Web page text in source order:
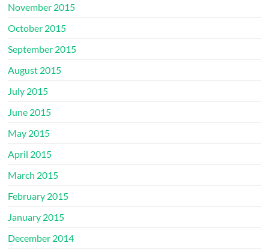
November 2015
October 2015
September 2015
August 2015
July 2015
June 2015
May 2015
April 2015
March 2015
February 2015
January 2015
December 2014